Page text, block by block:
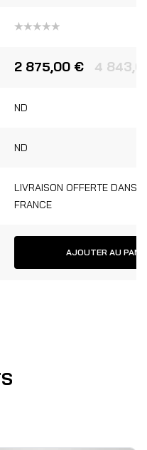
5
4
2 875,00 €
ND
ND
LIVRAISON OFFERTE DANS
FRANCE
AJOUTER AU